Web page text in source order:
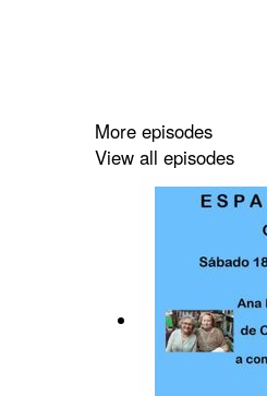
More episodes
View all episodes